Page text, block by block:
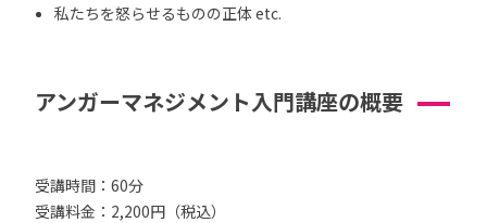
私たちを怒らせるものの正体 etc.
アンガーマネジメント入門講座の概要
受講時間：60分
受講料金：2,200円（税込）